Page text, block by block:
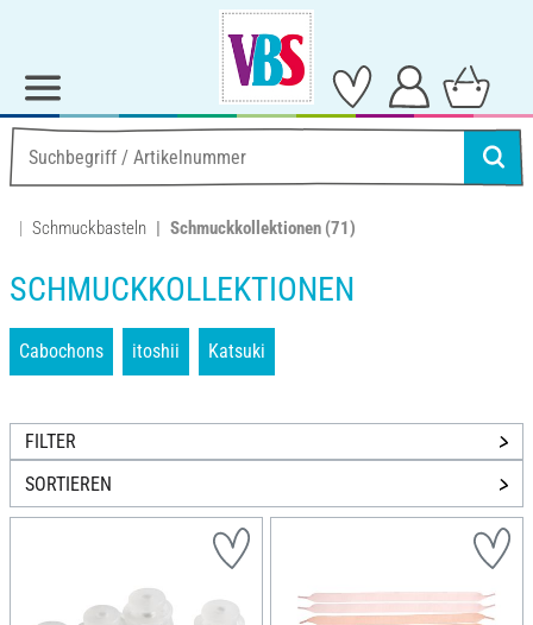
Schmuckbasteln Schmuckkollektionen (71)
SCHMUCKKOLLEKTIONEN
Cabochons itoshii Katsuki
FILTER
SORTIEREN